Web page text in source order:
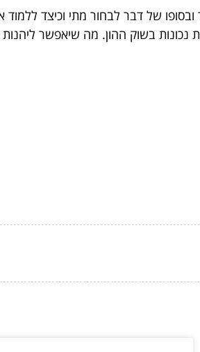
ובסופו של דבר לבחור מתי וכיצד ללמוד
בשוק ההון. מה שיאפשר